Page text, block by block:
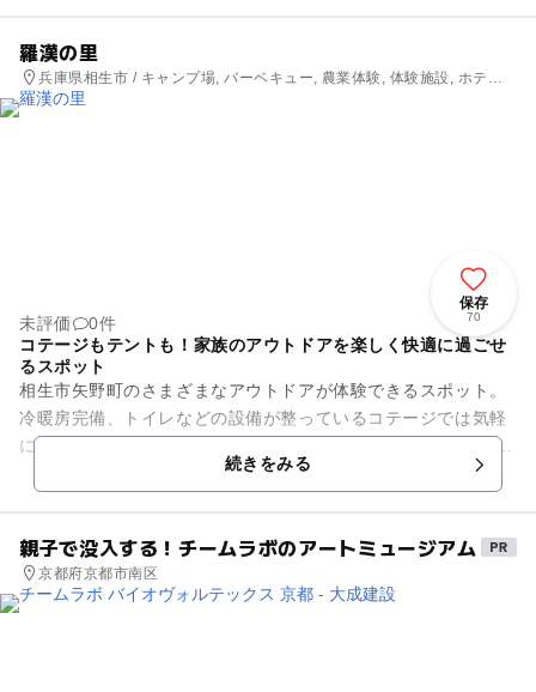
羅漢の里
兵庫県相生市 / キャンプ場, バーベキュー, 農業体験, 体験施設, ホテ
ル・旅館, 自然体験・アクティビティ
保存
70
未評価
0件
コテージもテントも！家族のアウトドアを楽しく快適に過ごせ
るスポット
相生市矢野町のさまざまなアウトドアが体験できるスポット。
冷暖房完備、トイレなどの設備が整っているコテージでは気軽
にキャンプ気分が味わえます。 もちろんテントサイトもあるの
続きをみる
親子で没入する！チームラボのアートミュージアム
京都府京都市南区